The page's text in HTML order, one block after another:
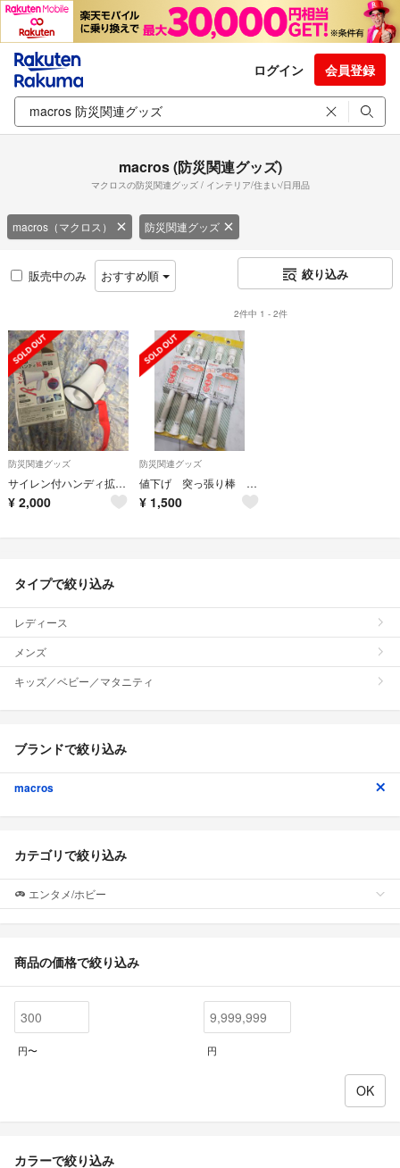
ログイン 会員登録
macros (防災関連グッズ)
マクロスの防災関連グッズ / インテリア/住まい/日用品
macros（マクロス） 防災関連グッズ
販売中のみ おすすめ順 絞り込み
2件中 1 - 2件
防災関連グッズ
サイレン付ハンディ拡声器
¥ 2,000
防災関連グッズ
値下げ 突っ張り棒 2セット 耐震 転倒防止
¥ 1,500
タイプで絞り込み
レディース
メンズ
キッズ／ベビー／マタニティ
ブランドで絞り込み
macros
カテゴリで絞り込み
エンタメ/ホビー
商品の価格で絞り込み
円〜 円
カラーで絞り込み